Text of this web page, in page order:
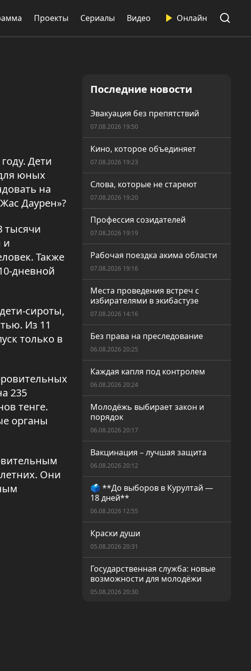
Проекты Сериалы Видео Онлайн
Дети
юных
на
Даурен»?
тысячи
и
Также
дневной
сироты,
Из 11
только в
235
тенге.
органы
Они
Последние новости
Эвакуация без препятствий
07.08.2026 19:50
Кино, которое объединяет
07.08.2026 19:23
Слова, которые не стареют
07.08.2026 19:20
Профессия созидателей
07.08.2026 19:19
Рабочая поездка акима области
07.08.2026 19:16
Места проведения встреч с
избирателями в экибастузе
07.08.2026 14:16
Без права на преследование
06.08.2026 20:25
Каждая капля под контролем
06.08.2026 20:24
Молодёжь выбирает закон и
порядок
06.08.2026 20:17
Вакцинация – лучшая защита
06.08.2026 20:12
🗳️ **До выборов в Курултай —
18 дней**
06.08.2026 12:55
Краски души
05.08.2026 20:31
Государственная служба: новые
возможности для молодёжи
05.08.2026 20:30